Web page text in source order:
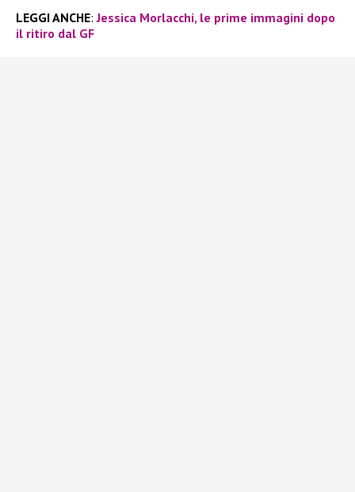
LEGGI ANCHE:Jessica Morlacchi, le prime immagini dopo
il ritiro dal GF